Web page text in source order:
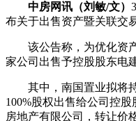
中房网讯（刘敏/文）
布关于出售资产暨关联交
该公告称，为优化资产
家公司出售予控股股东电
其中，南国置业拟将持
100%股权出售给公司控
房地产有限公司，转让价